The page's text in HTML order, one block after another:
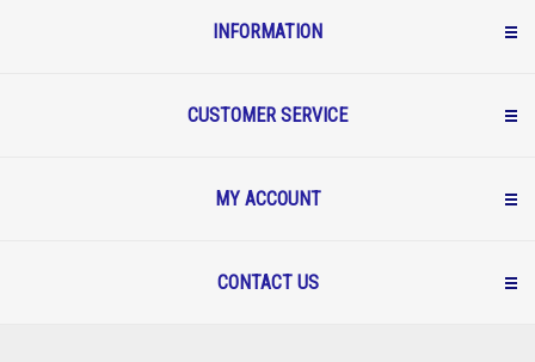
INFORMATION
CUSTOMER SERVICE
MY ACCOUNT
CONTACT US